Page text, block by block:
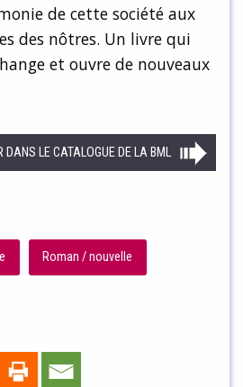
de cette société aux
des nôtres. Un livre qui
et ouvre de nouveaux
DANS LE CATALOGUE DE LA BML
Roman / nouvelle